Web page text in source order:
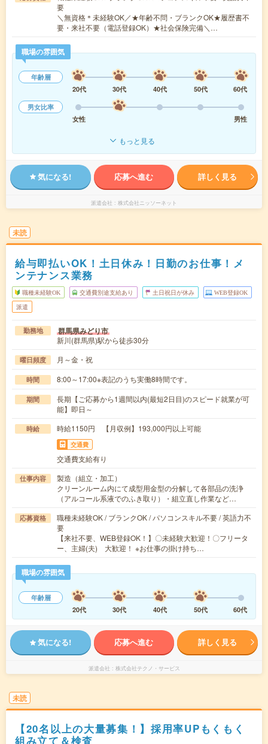
要
＼無資格＊未経験OK／★年齢不問・ブランクOK★履歴書不
要・来社不要（電話登録OK）★社会保険完備＼…
職場の雰囲気
年齢層
20代
30代 40代 50代
60代
男女比率
女性
男性
もっと見る
気になる! 応募へ進む 詳しく見る
派遣会社 株式会社ニッソーネット
未読
給与即払いOK！土日休み！日勤のお仕事！メ
ンテナンス業務
職種未経験OK 交通費別途支給あり 土日祝日が休み WEB登録OK
派遣
勤務地 群馬県みどり市
新川(群馬県)駅から徒歩30分
曜日頻度 月～金・祝
時間 8:00～17:00※表記のうち実働8時間です。
期間
長期【ご応募から1週間以内(最短2日目)のスピード就業が可
能】即日～
時給 時給1150円 【月収例】193,000円以上可能
交通費
交通費支給有り
仕事内容
製造（組立・加工）
クリーンルーム内にて成型用金型の分解して各部品の洗浄
（アルコール系液でのふき取り）・組立直し作業など…
応募資格
職種未経験OK / ブランクOK / パソコンスキル不要 / 英語力不
要
【来社不要、WEB登録OK！】〇未経験大歓迎！〇フリータ
ー、主婦(夫) 大歓迎！ ※お仕事の掛け持ち…
職場の雰囲気
年齢層
20代
30代 40代 50代 60代
気になる! 応募へ進む 詳しく見る
派遣会社 株式会社テクノ・サービス
未読
【20名以上の大量募集！】採用率UPもくもく
組み立て＆検査